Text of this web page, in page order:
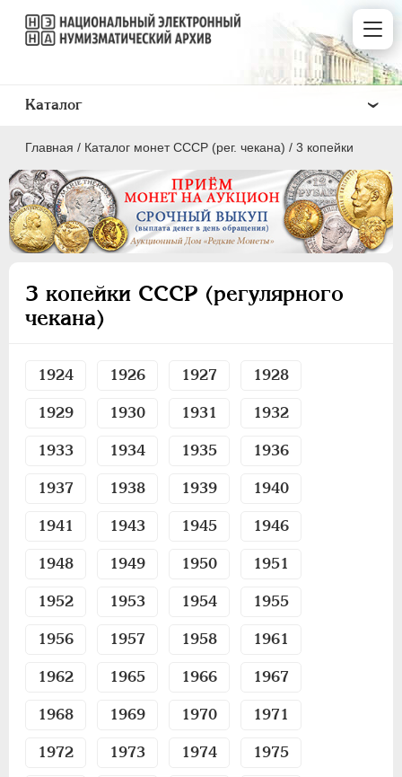
Главная / Каталог монет СССР (рег. чекана) / 3 копейки
3 копейки СССР (регулярного
чекана)
1924 1926 1927 1928
1929 1930 1931 1932
1933 1934 1935 1936
1937 1938 1939 1940
1941 1943 1945 1946
1948 1949 1950 1951
1952 1953 1954 1955
1956 1957 1958 1961
1962 1965 1966 1967
1968 1969 1970 1971
1972 1973 1974 1975
Каталог
1 КОПЕЙКА
2 КОПЕЙКИ
15 КОПЕЕК
ПОЛТИННИК
3 РУБЛЯ
ЧЕРВОНЕЦ